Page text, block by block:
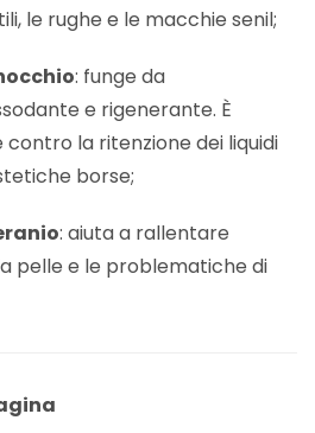
le rughe e le macchie senil;
: funge da
e rigenerante. È
la ritenzione dei liquidi
borse;
: aiuta a rallentare
pelle e le problematiche di